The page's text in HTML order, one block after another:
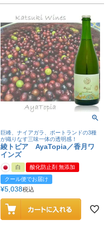
巨峰、ナイアガラ、ポートランドの3種
が織りなす三味一体の透明感！
綾トピア AyaTopia／香月ワ
インズ
白
酸化防止剤 無添加
クール便でお届け
¥5,038税込